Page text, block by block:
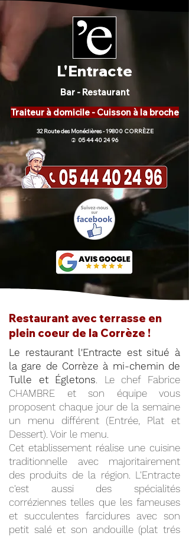
L'Entracte
Bar - Restaurant
Traiteur à domicile - Cuisson à la broche
32 Route des Monédières - 19800 CORRÈZE
) 05 44 40 24 96
Restaurant avec terrasse en
plein coeur de la Corrèze !
Le restaurant l'Entracte est situé à
la gare de Corrèze à mi-chemin de
Tulle et Égletons. Le chef Fabrice
CHAMBRE et son équipe vous
proposent chaque jour de la semaine
un menu différent (Entrée, Plat et
Dessert). Voir le menu.
Cet etablissement réalise une cuisine
traditionnelle avec majoritairement
des produits de la région. L'Entracte
c'est aussi des spécialités
corréziennes telles que les fameuses
et succulentes farcidures avec son
petit salé et son andouille (plat trés